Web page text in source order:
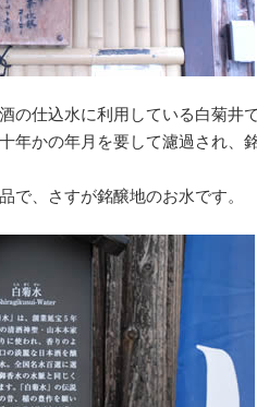
の仕込水に利用している白菊井で
年かの年月を要して濾過され、
で、さすが銘醸地のお水です。